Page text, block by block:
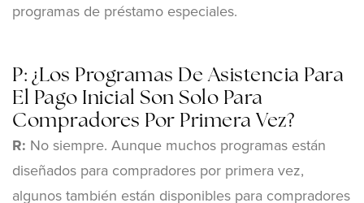
programas de préstamo especiales.
P: ¿Los Programas De Asistencia Para
El Pago Inicial Son Solo Para
Compradores Por Primera Vez?
R: No siempre. Aunque muchos programas están
diseñados para compradores por primera vez,
algunos también están disponibles para compradores